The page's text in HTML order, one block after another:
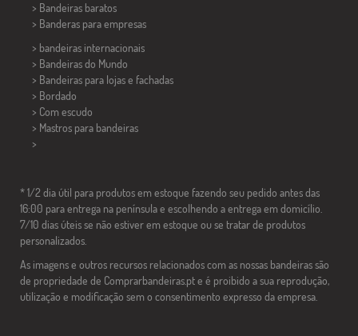
> Bandeiras baratos
> Banderas para empresas
> bandeiras internacionais
> Bandeiras do Mundo
> Bandeiras para lojas e fachadas
> Bordado
> Com escudo
> Mastros para bandeiras
>
* 1/2 dia útil para produtos em estoque fazendo seu pedido antes das
16:00 para entrega na península e escolhendo a entrega em domicílio.
7/10 dias úteis se não estiver em estoque ou se tratar de produtos
personalizados.
As imagens e outros recursos relacionados com as nossas bandeiras são
de propriedade de Comprarbandeiras.pt e é proibido a sua reprodução,
utilização e modificação sem o consentimento expresso da empresa.